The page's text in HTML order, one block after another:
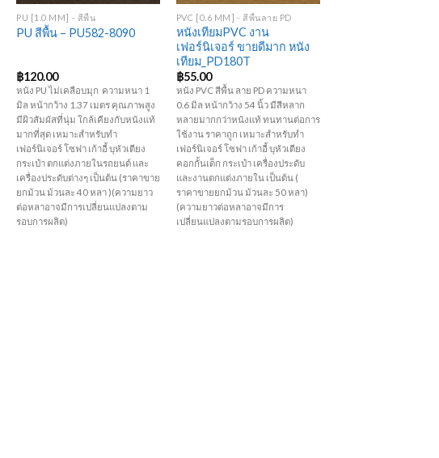
PU [1.0 MM] - สีพื้น
PU สีพื้น – PU582-8090
฿120.00
หนัง PU ไม่เคลือบมุก ความหนา 1
มิล หน้ากว้าง 1.37 เมตร คุณภาพสูง
มีผิวสัมผัสที่นุ่ม ใกล้เคียงกับหนังแท้
มากที่สุด เหมาะสำหรับทำ
เฟอร์นิเจอร์ โซฟา เก้าอี้ บุหัวเตียง
กระเป๋า ตกแต่งภายในรถยนต์ และ
เครื่องประดับต่างๆ เป็นต้น (ราคาขาย
ยกม้วน ม้วนละ 40 หลา )(ความยาว
ต่อหลาอาจมีการเปลี่ยนแปลงตาม
รอบการผลิต)
PVC [0.6 MM] - สีพื้นลาย PD
หนังเทียมPVC งาน
เฟอร์นิเจอร์ ขายดีมาก หนัง
เทียม_PD180T
฿55.00
หนัง PVC สีพื้น ลาย PD ความหนา
0.6 มิล หน้ากว้าง 54 นิ้ว มีสีหลาก
หลายมากกว่าหนังแท้ ทนทานต่อการ
ใช้งาน ราคาถูก เหมาะสำหรับทำ
เฟอร์นิเจอร์ โซฟา เก้าอี้ บุหัวเตียง
คอกกั้นเด็ก กระเป๋า เครื่องประดับ
และงานตกแต่งภายใน เป็นต้น (
ราคาขายยกม้วน ม้วนละ 50 หลา)
(ความยาวต่อหลาอาจมีการ
เปลี่ยนแปลงตามรอบการผลิต)